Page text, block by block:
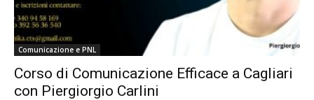
Comunicazione e PNL
Corso di Comunicazione Efficace a Cagliari
con Piergiorgio Carlini